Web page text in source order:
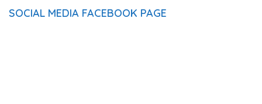
SOCIAL MEDIA FACEBOOK PAGE